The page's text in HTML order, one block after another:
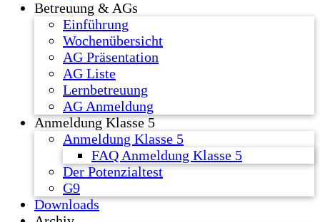
Betreuung & AGs
Einführung
Wochenübersicht
AG Präsentation
AG Liste
Lernbetreuung
AG Anmeldung
Anmeldung Klasse 5
Anmeldung Klasse 5
FAQ Anmeldung Klasse 5
Der Potenzialtest
G9
Downloads